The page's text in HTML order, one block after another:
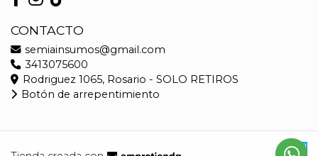
CONTACTO
semiainsumos@gmail.com
3413075600
Rodriguez 1065, Rosario - SOLO RETIROS
Botón de arrepentimiento